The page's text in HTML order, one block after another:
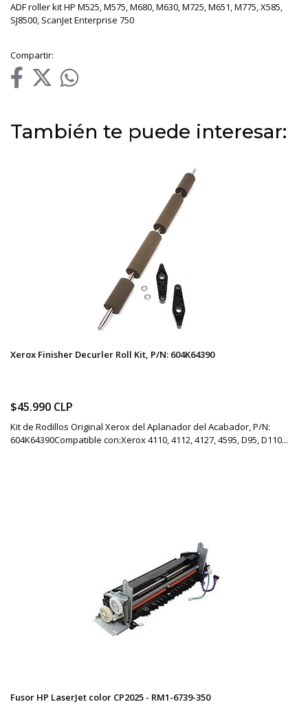
ADF roller kit HP M525, M575, M680, M630, M725, M651, M775, X585,
SJ8500, ScanJet Enterprise 750
Compartir:
También te puede interesar:
Xerox Finisher Decurler Roll Kit, P/N: 604K 64390
$45.990 CLP
Kit de Rodillos Original Xerox del Aplanador del Acabador, P/N:
604K64390Compatible con:Xerox 4110, 4112, 4127, 4595, D95, D110...
Fusor HP LaserJet color CP2025 - RM1-6739-350